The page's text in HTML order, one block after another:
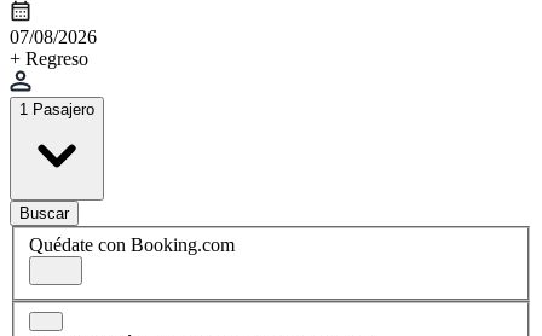
07/08/2026
+ Regreso
1 Pasajero
Buscar
Quédate con Booking.com